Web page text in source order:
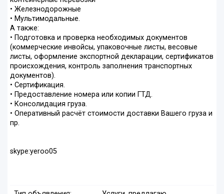
• Железнодорожные
• Мультимодальные.
А также:
• Подготовка и проверка необходимых документов
(коммерческие инвойсы, упаковочные листы, весовые
листы, оформление экспортной декларации, сертификатов
происхождения, контроль заполнения транспортных
документов).
• Сертификация.
• Предоставление номера или копии ГТД.
• Консолидация груза.
• Оперативный расчёт стоимости доставки Вашего груза и
пр.
skype:yeroo05